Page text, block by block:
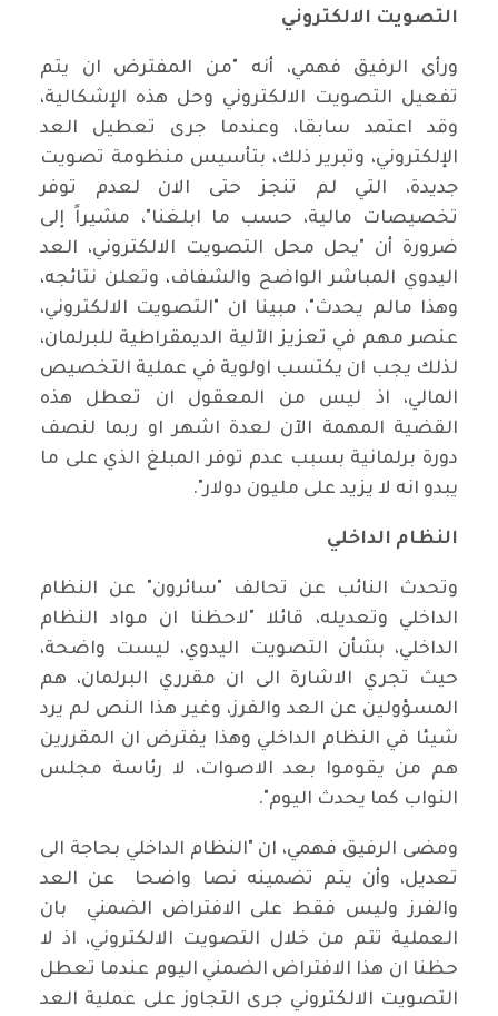
التصويت الالكتروني
ورأى الرفيق فهمي، أنه "من المفترض ان يتم
تفعيل التصويت الالكتروني وحل هذه الإشكالية،
وقد اعتمد سابقا، وعندما جرى تعطيل العد
الإلكتروني، وتبرير ذلك، بتأسيس منظومة تصويت
جديدة، التي لم تنجز حتى الان لعدم توفر
تخصيصات مالية، حسب ما ابلغنا"، مشيراً إلى
ضرورة أن "يحل محل التصويت الالكتروني، العد
اليدوي المباشر الواضح والشفاف، وتعلن نتائجه،
وهذا مالم يحدث"، مبينا ان "التصويت الالكتروني،
عنصر مهم في تعزيز الآلية الديمقراطية للبرلمان،
لذلك يجب ان يكتسب اولوية في عملية التخصيص
المالي، اذ ليس من المعقول ان تعطل هذه
القضية المهمة الآن لعدة اشهر او ربما لنصف
دورة برلمانية بسبب عدم توفر المبلغ الذي على ما
يبدو انه لا يزيد على مليون دولار".
النظام الداخلي
وتحدث النائب عن تحالف "سائرون" عن النظام
الداخلي وتعديله، قائلا "لاحظنا ان مواد النظام
الداخلي، بشأن التصويت اليدوي، ليست واضحة،
حيث تجري الاشارة الى ان مقرري البرلمان، هم
المسؤولين عن العد والفرز، وغير هذا النص لم يرد
شيئا في النظام الداخلي وهذا يفترض ان المقررين
هم من يقوموا بعد الاصوات، لا رئاسة مجلس
النواب كما يحدث اليوم".
ومضى الرفيق فهمي، ان "النظام الداخلي بحاجة الى
تعديل، وأن يتم تضمينه نصا واضحا عن العد
والفرز وليس فقط على الافتراض الضمني بان
العملية تتم من خلال التصويت الالكتروني، اذ لا
حظنا ان هذا الافتراض الضمني اليوم عندما تعطل
التصويت الالكتروني جرى التجاوز على عملية العد